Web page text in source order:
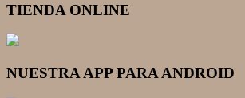
TIENDA ONLINE
NUESTRA APP PARA ANDROID